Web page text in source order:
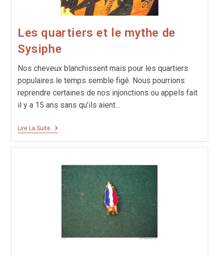
Les quartiers et le mythe de
Sysiphe
Nos cheveux blanchissent mais pour les quartiers
populaires le temps semble figé. Nous pourrions
reprendre certaines de nos injonctions ou appels fait
il y a 15 ans sans qu’ils aient…
Lire La Suite
Les
Et
Sysiphe